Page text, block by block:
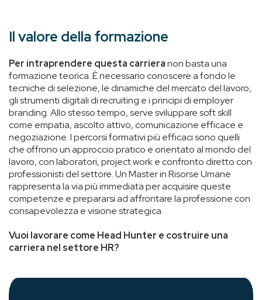
Il valore della formazione
Per intraprendere questa carrieranon basta una
formazione teorica. È necessario conoscere a fondo le
tecniche di selezione, le dinamiche del mercato del lavoro,
gli strumenti digitali di recruiting e i principi di employer
branding. Allo stesso tempo, serve sviluppare soft skill
come empatia, ascolto attivo, comunicazione efficace e
negoziazione. I percorsi formativi più efficaci sono quelli
che offrono un approccio pratico e orientato al mondo del
lavoro, con laboratori, project work e confronto diretto con
professionisti del settore. Un Master in Risorse Umane
rappresenta la via più immediata per acquisire queste
competenze e prepararsi ad affrontare la professione con
consapevolezza e visione strategica.
Vuoi lavorare come Head Hunter e costruire una
carriera nel settore HR?